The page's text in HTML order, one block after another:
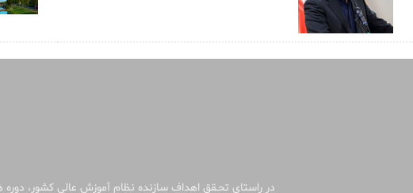
در راستای تحـقق اهداف سازنده نظام آموزش عالی کشور،